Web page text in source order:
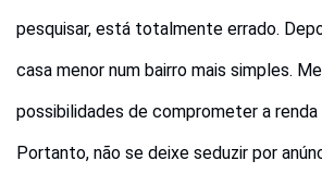
pesquisar, está totalmente errado.
casa menor num bairro mais simples.
possibilidades de comprometer a
Portanto, não se deixe seduzir por